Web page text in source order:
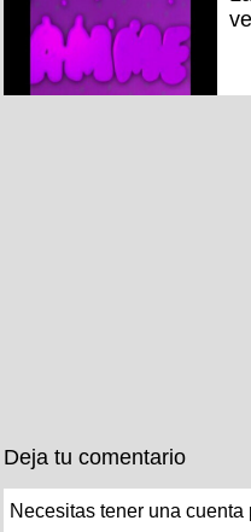
Deja tu comentario
Necesitas tener una